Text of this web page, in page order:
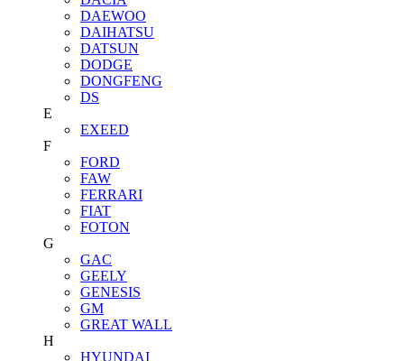
DAEWOO
DAIHATSU
DATSUN
DODGE
DONGFENG
DS
E
EXEED
F
FORD
FAW
FERRARI
FIAT
FOTON
G
GAC
GEELY
GENESIS
GM
GREAT WALL
H
HYUNDAI